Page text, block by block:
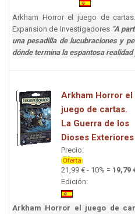
Arkham Horror el juego de
Expansion de Investigadores “A
una pesadilla de lucubraciones y
dónde termina la espantosa
Arkham Horror el
juego de cartas.
La Guerra de los
Dioses Exteriores
Precio:
21,99 € - 10% = 19,79
Edición:
Arkham Horror el juego de